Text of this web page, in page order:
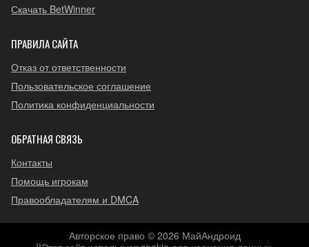
Скачать BetWinner
ПРАВИЛА САЙТА
Отказ от ответственности
Пользовательское соглашение
Политика конфиденциальности
ОБРАТНАЯ СВЯЗЬ
Контакты
Помощь игрокам
Правообладателям и DMCA
Авторское право © 2026 МайАндроид